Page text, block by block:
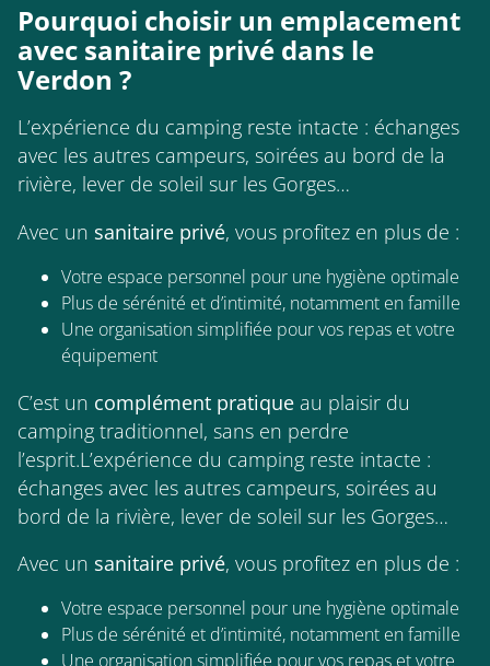
Pourquoi choisir un emplacement
avec sanitaire privé dans le
Verdon ?
L’expérience du camping reste intacte : échanges
avec les autres campeurs, soirées au bord de la
rivière, lever de soleil sur les Gorges…
Avec un sanitaire privé, vous profitez en plus de :
Votre espace personnel pour une hygiène optimale
Plus de sérénité et d’intimité, notamment en famille
Une organisation simplifiée pour vos repas et votre
équipement
C’est un complément pratique au plaisir du
camping traditionnel, sans en perdre
l’esprit.L’expérience du camping reste intacte :
échanges avec les autres campeurs, soirées au
bord de la rivière, lever de soleil sur les Gorges…
Avec un sanitaire privé, vous profitez en plus de :
Votre espace personnel pour une hygiène optimale
Plus de sérénité et d’intimité, notamment en famille
Une organisation simplifiée pour vos repas et votre